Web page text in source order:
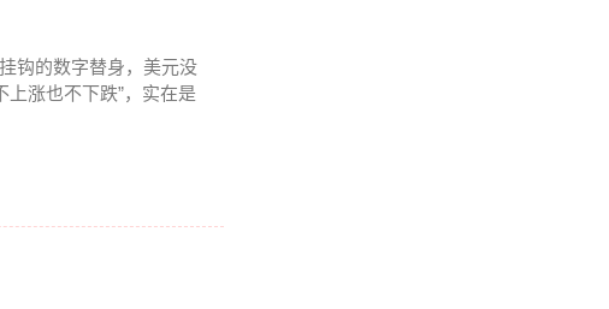
钩的数字替身，美元没
涨也不下跌”，实在是